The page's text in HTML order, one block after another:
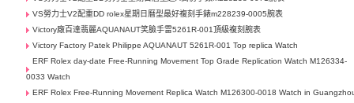
VS勞力士V2配重DD rolex星期日曆型最好複刻手錶m228239-0005腕表
Victory廠百達翡麗AQUANAUT笑臉手雷5261R-001頂級複刻腕表
Victory Factory Patek Philippe AQUANAUT 5261R-001 Top replica Watch
ERF Rolex day-date Free-Running Movement Top Grade Replication Watch M126334-
0033 Watch
ERF Rolex Free-Running Movement Replica Watch M126300-0018 Watch in